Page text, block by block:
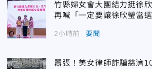
竹縣婦女會大團結力挺徐
再喊「一定要讓徐欣瑩當選
2小時前 要聞
囂張！美女律師詐騙慈濟